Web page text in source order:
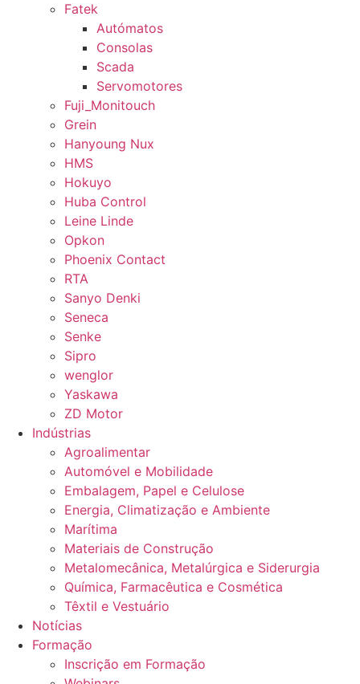
Fatek
Autómatos
Consolas
Scada
Servomotores
Fuji_Monitouch
Grein
Hanyoung Nux
HMS
Hokuyo
Huba Control
Leine Linde
Opkon
Phoenix Contact
RTA
Sanyo Denki
Seneca
Senke
Sipro
wenglor
Yaskawa
ZD Motor
Indústrias
Agroalimentar
Automóvel e Mobilidade
Embalagem, Papel e Celulose
Energia, Climatização e Ambiente
Marítima
Materiais de Construção
Metalomecânica, Metalúrgica e Siderurgia
Química, Farmacêutica e Cosmética
Têxtil e Vestuário
Notícias
Formação
Inscrição em Formação